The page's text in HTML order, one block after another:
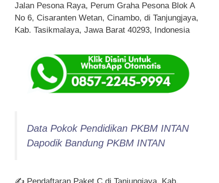
Jalan Pesona Raya, Perum Graha Pesona Blok A
No 6, Cisaranten Wetan, Cinambo, di Tanjungjaya,
Kab. Tasikmalaya, Jawa Barat 40293, Indonesia
Data Pokok Pendidikan PKBM INTAN
Dapodik Bandung PKBM INTAN
✍ Pendaftaran Paket C di Tanjungjaya, Kab.